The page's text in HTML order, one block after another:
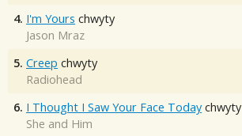
4. I'm Yours chwyty
Jason Mraz
5. Creep chwyty
Radiohead
6. I Thought I Saw Your Face Today chwyty
She and Him